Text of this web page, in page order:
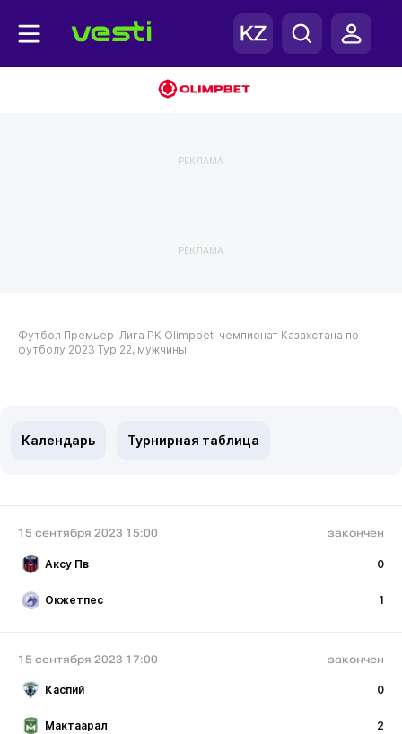
РЕКЛАМА
РЕКЛАМА
Футбол Премьер-Лига РК Olimpbet-чемпионат Казахстана по
футболу 2023 Тур 22, мужчины
Календарь Турнирная таблица
15 сентября 2023 15:00 закончен
Аксу Пв 0
Окжетпес 1
15 сентября 2023 17:00 закончен
Каспий 0
Мактаарал 2